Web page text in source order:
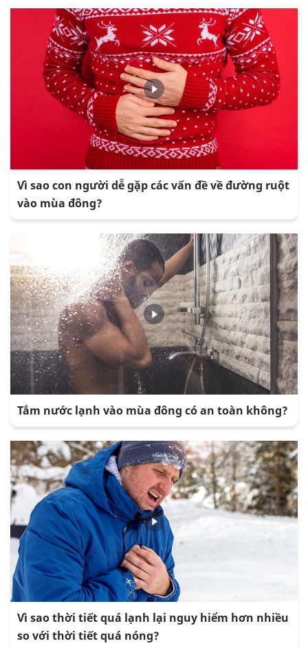
Vì sao con người dễ gặp các vấn đề về đường ruột
vào mùa đông?
Tắm nước lạnh vào mùa đông có an toàn không?
Vì sao thời tiết quá lạnh lại nguy hiểm hơn nhiều
so với thời tiết quá nóng?